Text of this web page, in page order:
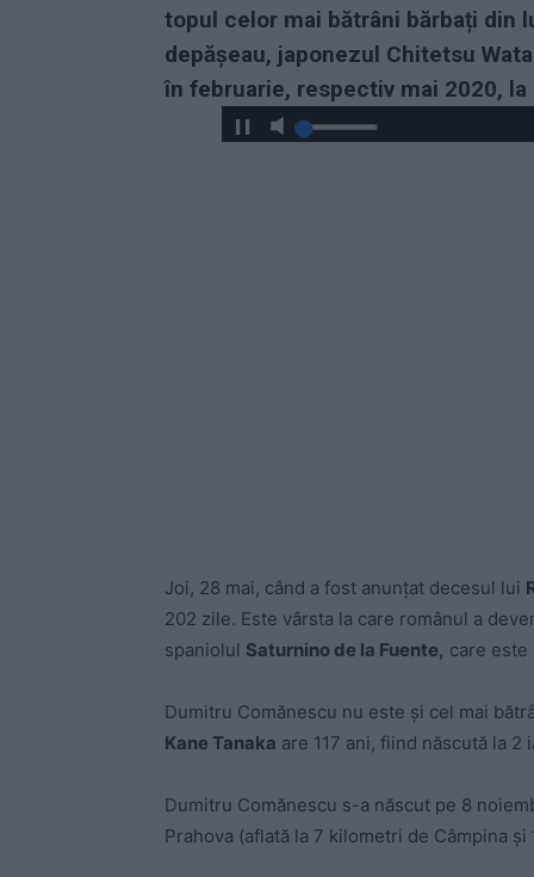
topul celor mai bătrâni bărbați din
depășeau, japonezul Chitetsu
în februarie, respectiv mai 2020, la
Joi, 28 mai, când a fost anunțat decesul lui
202 zile. Este vârsta la care românul a
spaniolul Saturnino de la Fuente, care este
Dumitru Comănescu nu este și cel mai
Kane Tanaka are 117 ani, fiind născută la 2
Dumitru Comănescu s-a născut pe 8
Prahova (aflată la 7 kilometri de Câmpina